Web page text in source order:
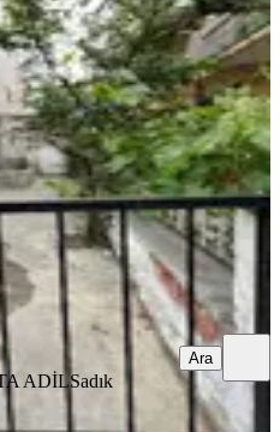
Mahallesi
2. Kat·14.05.2026
ADİLSadık
Ara